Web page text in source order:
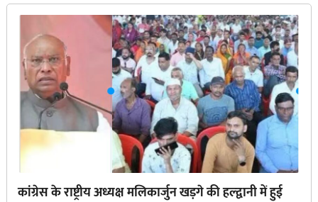
कांग्रेस के राष्ट्रीय अध्यक्ष मलिकार्जुन खड़गे की हल्द्वानी में हुई